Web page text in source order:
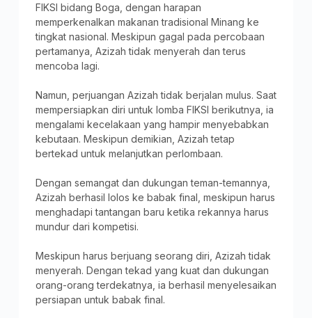
FIKSI bidang Boga, dengan harapan
memperkenalkan makanan tradisional Minang ke
tingkat nasional. Meskipun gagal pada percobaan
pertamanya, Azizah tidak menyerah dan terus
mencoba lagi.
Namun, perjuangan Azizah tidak berjalan mulus. Saat
mempersiapkan diri untuk lomba FIKSI berikutnya, ia
mengalami kecelakaan yang hampir menyebabkan
kebutaan. Meskipun demikian, Azizah tetap
bertekad untuk melanjutkan perlombaan.
Dengan semangat dan dukungan teman-temannya,
Azizah berhasil lolos ke babak final, meskipun harus
menghadapi tantangan baru ketika rekannya harus
mundur dari kompetisi.
Meskipun harus berjuang seorang diri, Azizah tidak
menyerah. Dengan tekad yang kuat dan dukungan
orang-orang terdekatnya, ia berhasil menyelesaikan
persiapan untuk babak final.